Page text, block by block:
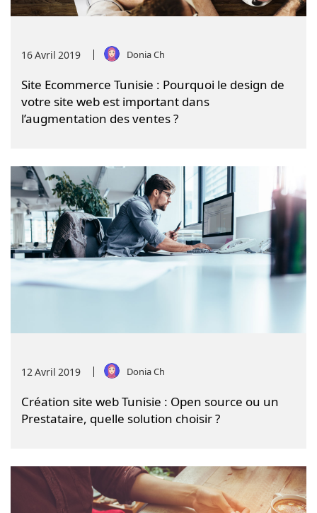
16Avril 2019 Donia Ch
Site Ecommerce Tunisie : Pourquoi le design de
votre site web est important dans
l’augmentation des ventes ?
12Avril 2019 Donia Ch
Création site web Tunisie : Open source ou un
Prestataire, quelle solution choisir ?